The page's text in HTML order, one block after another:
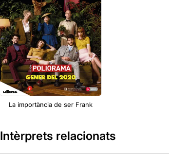
La importància de ser Frank
Intèrprets relacionats